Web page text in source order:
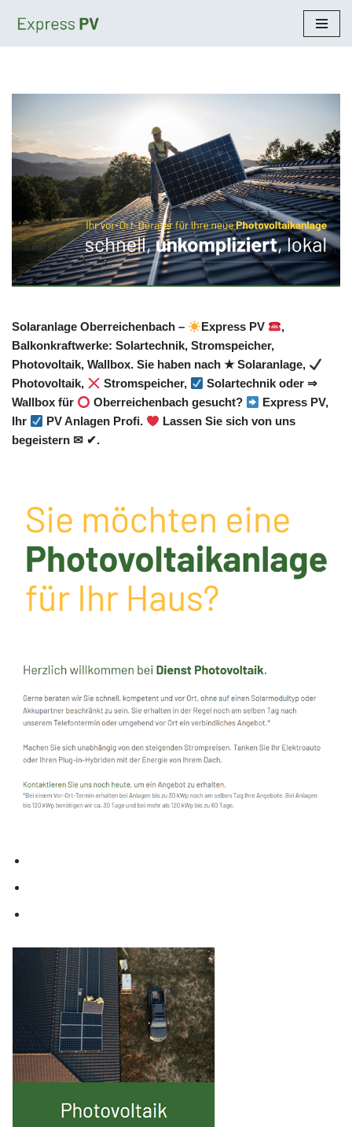
Solaranlage Oberreichenbach – Express PV
,
Balkonkraftwerke: Solartechnik, Stromspeicher,
Photovoltaik, Wallbox. Sie haben nach ★ Solaranlage,
Photovoltaik,
Stromspeicher,
Solartechnik oder ⇒
Wallbox für
Oberreichenbach gesucht?
Express PV,
Ihr
PV Anlagen Profi.
Lassen Sie sich von uns
begeistern ✉ ✔.